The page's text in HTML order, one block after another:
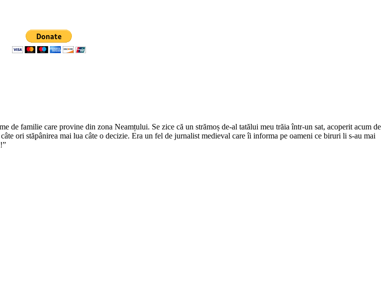
familie care provine din zona Neamțului. Se zice că un strămoș de-al tatălui meu trăia într-un sat, acoperit acum de
ori stăpânirea mai lua câte o decizie. Era un fel de jurnalist medieval care îi informa pe oameni ce biruri li s-au mai